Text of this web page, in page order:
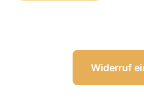
Widerruf